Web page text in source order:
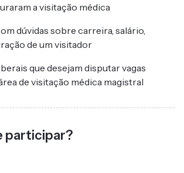
a visitação médica
dúvidas sobre carreira, salário,
de um visitador
que desejam disputar vagas
de visitação médica magistral
participar?